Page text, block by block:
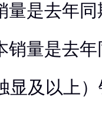
量是去年
销量是去
显及以上